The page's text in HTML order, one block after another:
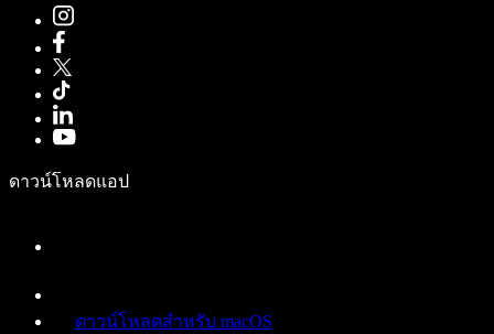
ดาวน์โหลดแอป
ดาวน์โหลดสำหรับ macOS